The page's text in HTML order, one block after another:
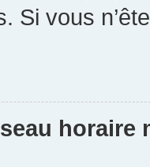
Si vous
horaire